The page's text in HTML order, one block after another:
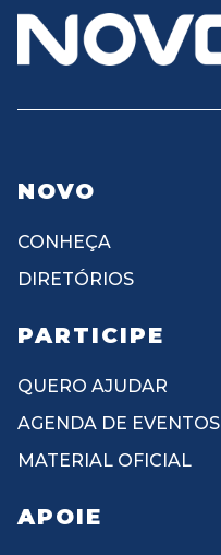
NOVO
CONHEÇA
DIRETÓRIOS
PARTICIPE
QUERO AJUDAR
AGENDA DE EVENTOS
MATERIAL OFICIAL
APOIE